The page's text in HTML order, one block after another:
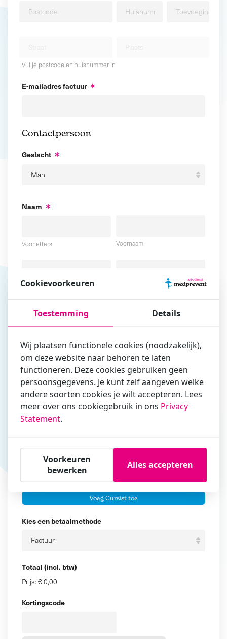
Vul je postcode en huisnummer in
E-mailadres factuur
Contactpersoon
Geslacht
Naam
Voorletters Voornaam
Tussenvoegsel
E-mailadres
Vul hier bij voorkeur het e-mailadres in waarmee je
zakelijk/administratief correspondeert
Is de contactpersoon ook een cursist?
Ja
Nee
Voeg cursisten toe
Voornaam
Tussenvoegsel
Er zijn geen
Voeg Cursist toe
Kies een betaalmethode
Totaal (incl. btw)
Prijs: € 0,00
Kortingscode
Cookievoorkeuren
Toestemming Details
Wij plaatsen functionele cookies (noodzakelijk),
om deze website naar behoren te laten
functioneren. Deze cookies gebruiken geen
persoonsgegevens. Je kunt zelf aangeven welke
andere soorten cookies je wilt accepteren. Lees
meer over ons cookiegebruik in ons Privacy
Statement.
Voorkeuren
bewerken
Alles accepteren